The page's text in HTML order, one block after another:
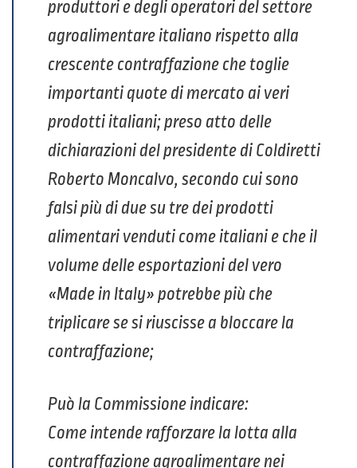
produttori e degli operatori del settore
agroalimentare italiano rispetto alla
crescente contraffazione che toglie
importanti quote di mercato ai veri
prodotti italiani; preso atto delle
dichiarazioni del presidente di Coldiretti
Roberto Moncalvo, secondo cui sono
falsi più di due su tre dei prodotti
alimentari venduti come italiani e che il
volume delle esportazioni del vero
«Made in Italy» potrebbe più che
triplicare se si riuscisse a bloccare la
contraffazione;
Può la Commissione indicare:
Come intende rafforzare la lotta alla
contraffazione agroalimentare nei